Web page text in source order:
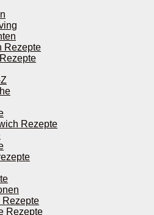
Rezepte
Rezepte
Rezepte
Rezepte